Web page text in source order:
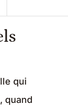
qui
quand